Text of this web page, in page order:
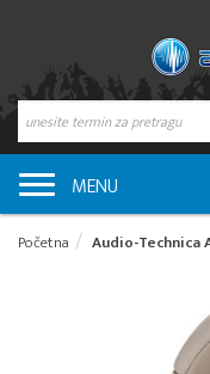
MENU
Početna Audio-Technica